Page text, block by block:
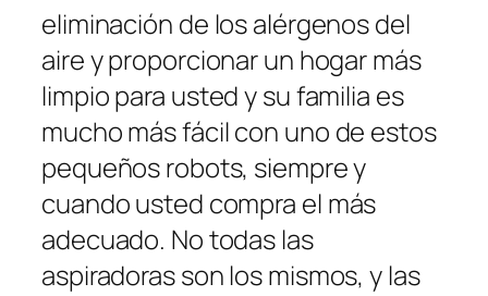
eliminación de los alérgenos del
aire y proporcionar un hogar más
limpio para usted y su familia es
mucho más fácil con uno de estos
pequeños robots, siempre y
cuando usted compra el más
adecuado. No todas las
aspiradoras son los mismos, y las